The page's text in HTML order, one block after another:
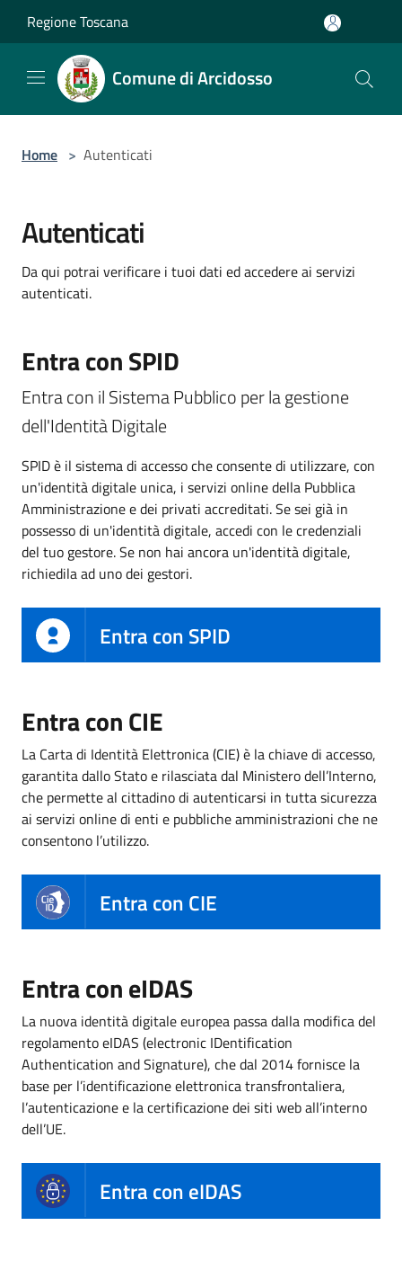
Regione Toscana
Comune di Arcidosso
Home > Autenticati
Autenticati
Da qui potrai verificare i tuoi dati ed accedere ai servizi
autenticati.
Entra con SPID
Entra con il Sistema Pubblico per la gestione
dell'Identità Digitale
SPID è il sistema di accesso che consente di utilizzare, con
un'identità digitale unica, i servizi online della Pubblica
Amministrazione e dei privati accreditati. Se sei già in
possesso di un'identità digitale, accedi con le credenziali
del tuo gestore. Se non hai ancora un'identità digitale,
richiedila ad uno dei gestori.
Entra con SPID
Entra con CIE
La Carta di Identità Elettronica (CIE) è la chiave di accesso,
garantita dallo Stato e rilasciata dal Ministero dell’Interno,
che permette al cittadino di autenticarsi in tutta sicurezza
ai servizi online di enti e pubbliche amministrazioni che ne
consentono l’utilizzo.
Entra con CIE
Entra con eIDAS
La nuova identità digitale europea passa dalla modifica del
regolamento eIDAS (electronic IDentification
Authentication and Signature), che dal 2014 fornisce la
base per l’identificazione elettronica transfrontaliera,
l’autenticazione e la certificazione dei siti web all’interno
dell’UE.
Entra con eIDAS